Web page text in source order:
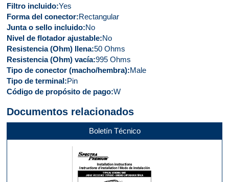
Filtro incluido Yes
Forma del conector Rectangular
Junta o sello incluido No
Nivel de flotador ajustable No
Resistencia (Ohm) llena 50 Ohms
Resistencia (Ohm) vacía 995 Ohms
Tipo de conector (macho/hembra) Male
Tipo de terminal Pin
Código de propósito de pago W
Documentos relacionados
Boletín Técnico